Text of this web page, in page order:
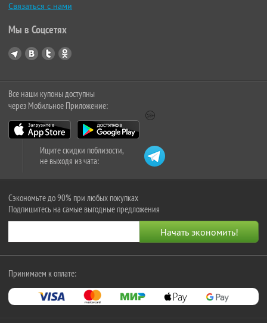
Связаться с нами
Мы в Соцсетях
Все наши купоны доступны
через Мобильное Приложение:
Ищите скидки поблизости,
не выходя из чата:
Сэкономьте до 90% при любых покупках
Подпишитесь на самые выгодные предложения
Принимаем к оплате: